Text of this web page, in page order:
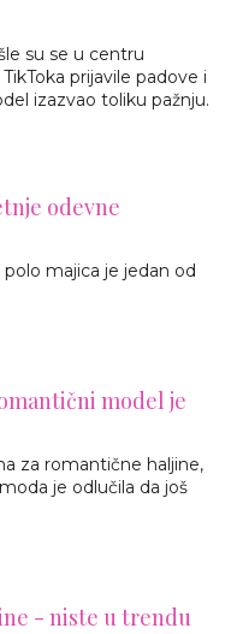
su se u centru
prijavile padove i
izazvao toliku pažnju.
odevne
majica je jedan od
model je
za romantične haljine,
je odlučila da još
- niste u trendu